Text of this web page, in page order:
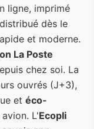
ligne, imprimé
dès le
et moderne.
La Poste
chez soi. La
ouvrés (J+3),
et éco-
L'Ecopli